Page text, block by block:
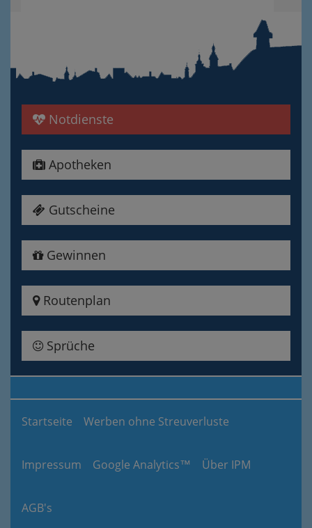
Notdienste
Apotheken
Gutscheine
Gewinnen
Routenplan
Sprüche
Startseite Werben ohne Streuverluste
Impressum Google Analytics™ Über IPM
AGB's